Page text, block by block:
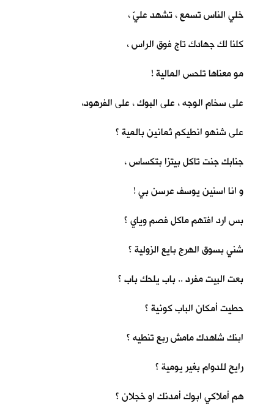
خلي الناس تسمع ، تشهد عليّ ،
كلنا لك جهادك تاج فوق الراس ،
مو معناها تلحس المالية !
على سخام الوجه ، على البوك ، على الفرهود،
على شنهو انطيكم ثمانين بالمية ؟
جنابك جنت تاكل بيتزا بتكساس ،
و انا اسنين يوسف عرسن بي !
بس ارد افتهم ماكل فصم وياي ؟
شني بسوق الهرج بايع الزولية ؟
بعت البيت مفرد .. باب يلحك باب ؟
حطيت أمكان الباب كونية ؟
ابنك شاهدك مامش ربع تنطيه ؟
رايح للدوام بغير يومية ؟
هم أملاكي ابوك أمدنك او خجلان ؟